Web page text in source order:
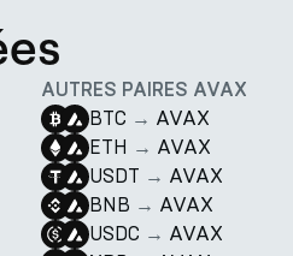
AUTRES PAIRES AVAX
BTC → AVAX
ETH → AVAX
USDT → AVAX
BNB → AVAX
USDC → AVAX